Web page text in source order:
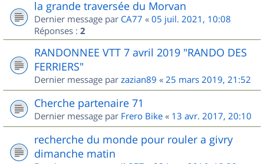
la grande traversée du Morvan
Dernier message par CA77 « 05 juil. 2021, 10:08
Réponses : 2
RANDONNEE VTT 7 avril 2019 "RANDO DES
FERRIERS"
Dernier message par zazian89 « 25 mars 2019, 21:52
Cherche partenaire 71
Dernier message par Frero Bike « 13 avr. 2017, 20:10
recherche du monde pour rouler a givry
dimanche matin